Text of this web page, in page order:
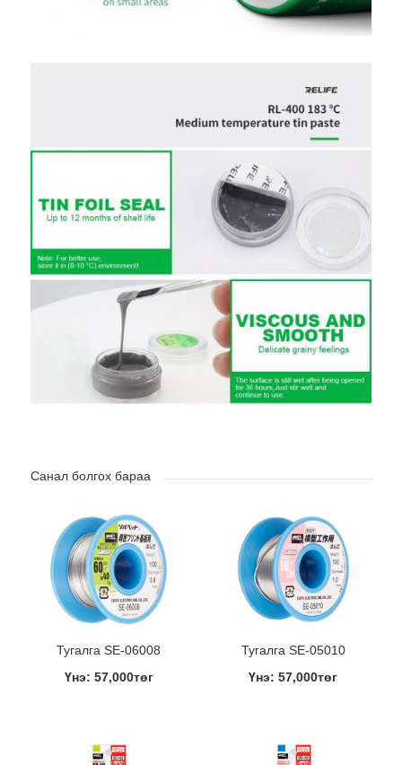
Санал болгох бараа
Тугалга SE-06008
Үнэ: 57,000төг
Тугалга SE-05010
Үнэ: 57,000төг